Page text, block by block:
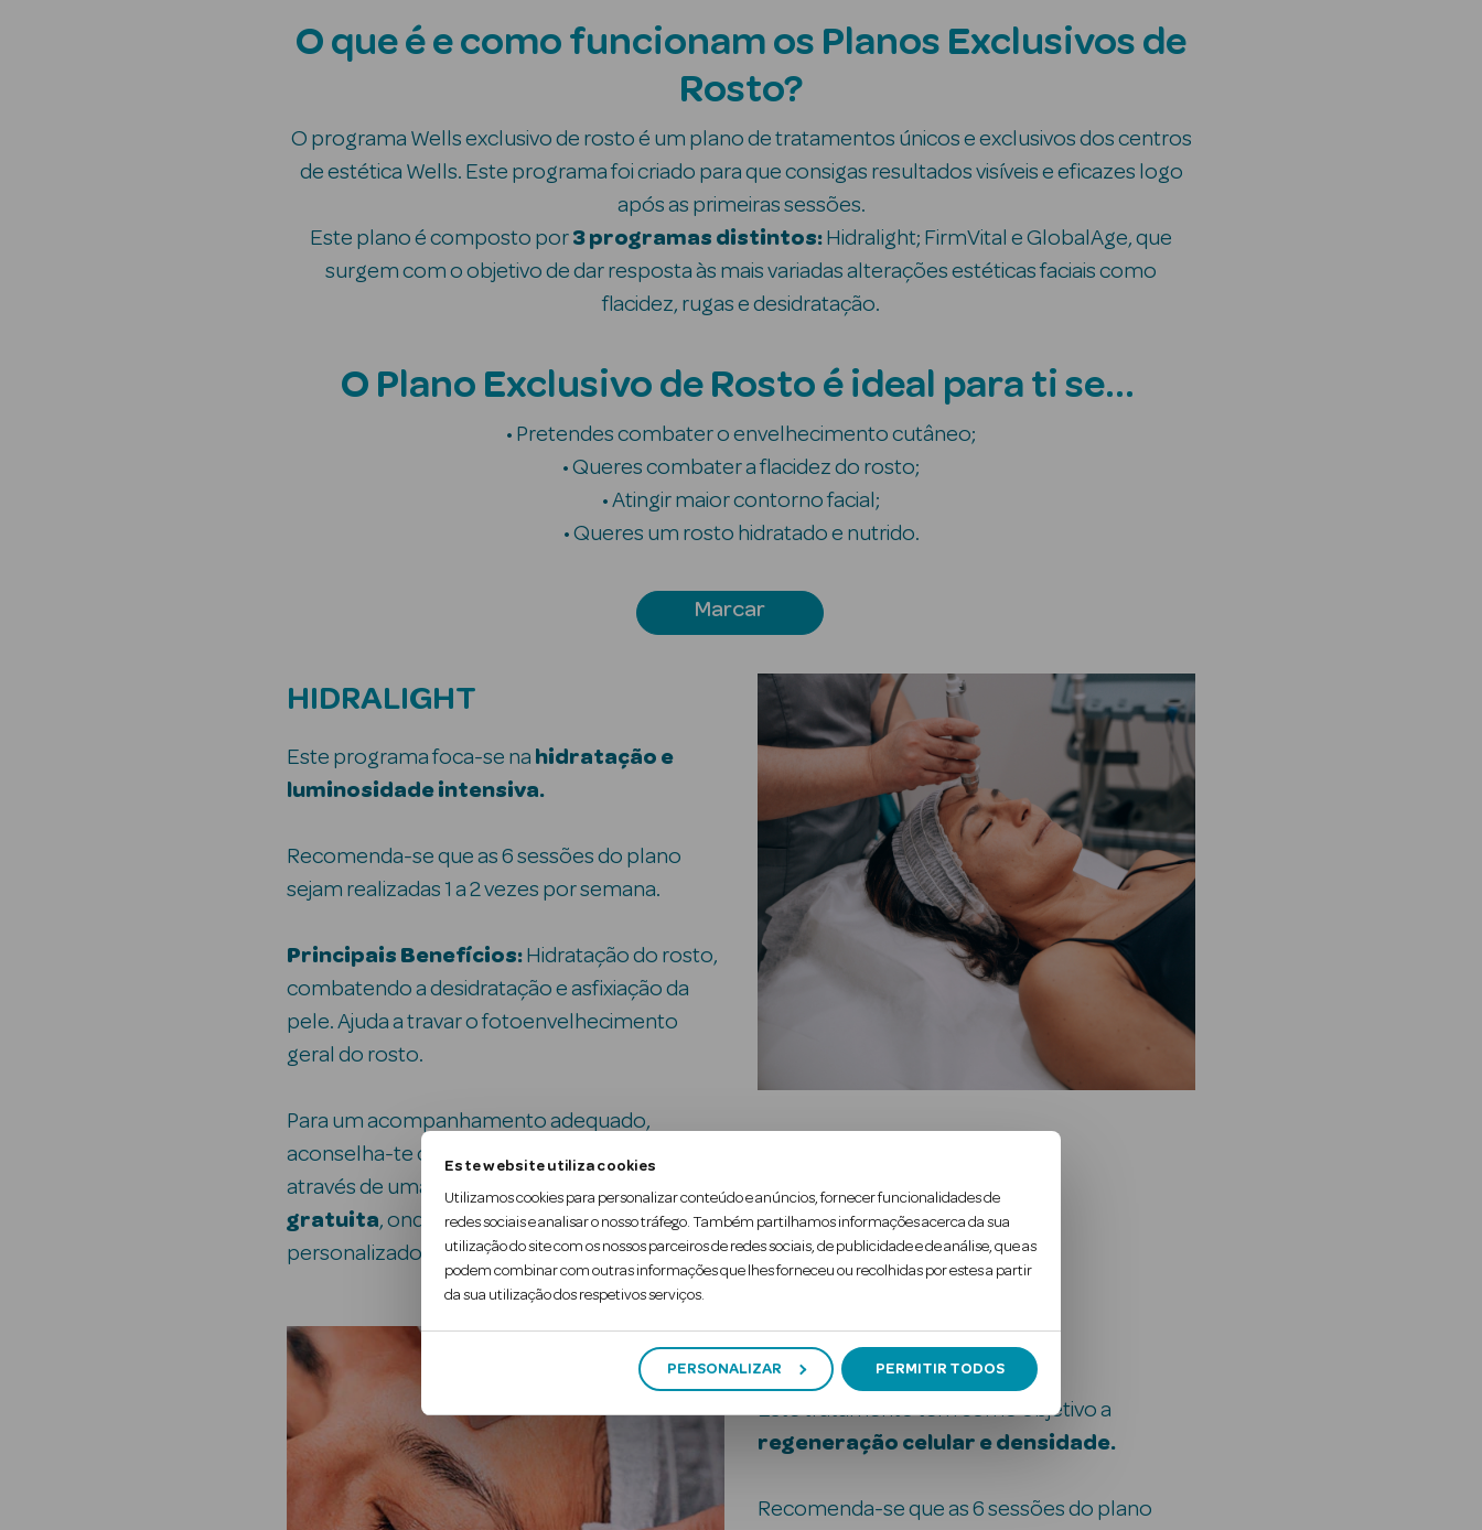
Este website utiliza cookies
Utilizamos cookies para personalizar conteúdo e anúncios, fornecer funcionalidades de
redes sociais e analisar o nosso tráfego. Também partilhamos informações acerca da sua
utilização do site com os nossos parceiros de redes sociais, de publicidade e de análise, que as
podem combinar com outras informações que lhes forneceu ou recolhidas por estes a partir
da sua utilização dos respetivos serviços.
PERSONALIZAR PERMITIR TODOS
O que é e como funcionam os Planos Exclusivos de
Rosto?
O programa Wells exclusivo de rosto é um plano de tratamentos únicos e exclusivos dos centros
de estética Wells. Este programa foi criado para que consigas resultados visíveis e eficazes logo
após as primeiras sessões.
Este plano é composto por 3 programas distintos: Hidralight; FirmVital e GlobalAge, que
surgem com o objetivo de dar resposta às mais variadas alterações estéticas faciais como
flacidez, rugas e desidratação.
O Plano Exclusivo de Rosto é ideal para ti se…
• Pretendes combater o envelhecimento cutâneo;
• Queres combater a flacidez do rosto;
• Atingir maior contorno facial;
• Queres um rosto hidratado e nutrido.
Marcar
HIDRALIGHT
Este programa foca-se na hidratação e
luminosidade intensiva.
Recomenda-se que as 6 sessões do plano
sejam realizadas 1 a 2 vezes por semana.
Principais Benefícios: Hidratação do rosto,
combatendo a desidratação e asfixiação da
pele. Ajuda a travar o fotoenvelhecimento
geral do rosto.
Para um acompanhamento adequado,
aconselha-te com uma das nossas técnicas
através de uma
consulta de avaliação
gratuita, onde será feito um diagnóstico
personalizado da tua pele.
GLOBAL AGE
Este tratamento tem como objetivo a
regeneração celular e densidade.
Recomenda-se que as 6 sessões do plano